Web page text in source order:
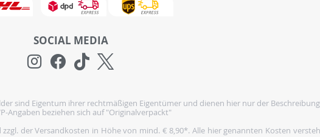
SOCIAL MEDIA
sind Eigentum ihrer rechtmäßigen Eigentümer und dienen hier nur der
Angaben beziehen sich auf "Originalverpackt"
der Versandkosten in Höhe von mind. € 8,90*. Alle hier genannten Kosten